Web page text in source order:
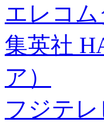
エレコ
集英社
ア）
フジテ